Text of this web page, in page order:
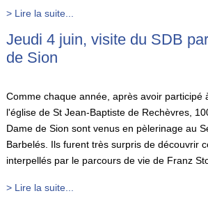
> Lire la suite...
Jeudi 4 juin, visite du SDB
de Sion
Comme chaque année, après avoir participé
l'église de St Jean-Baptiste de Rechèvres,
Dame de Sion sont venus en pèlerinage au
Barbelés. Ils furent très surpris de découvrir
interpellés par le parcours de vie de Franz
> Lire la suite...